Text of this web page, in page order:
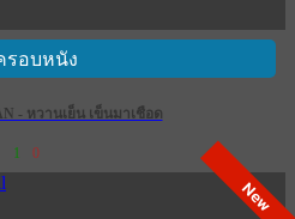
รอบหนัง
- หวานเย็น เข็นมาเชือด
1 0
New